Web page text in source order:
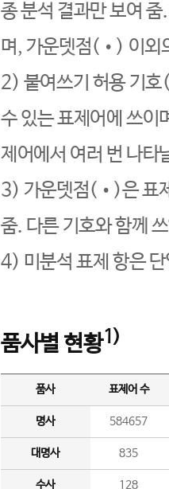
종 분석 결과만 보여
며, 가운뎃점(•) 이외
2) 붙여쓰기 허용 기호
수 있는 표제어에 쓰이
제어에서 여러 번 나타
3) 가운뎃점(•)은 표
줌. 다른 기호와 함께
4) 미분석 표제 항은
품사별 현황1)
품사 표제어 수
명사 584657
대명사 835
수사 128